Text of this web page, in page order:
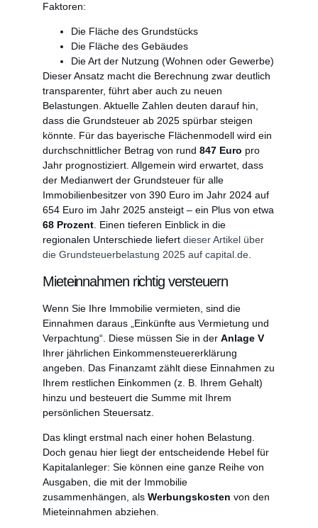
Faktoren:
Die Fläche des Grundstücks
Die Fläche des Gebäudes
Die Art der Nutzung (Wohnen oder Gewerbe)
Dieser Ansatz macht die Berechnung zwar deutlich
transparenter, führt aber auch zu neuen
Belastungen. Aktuelle Zahlen deuten darauf hin,
dass die Grundsteuer ab 2025 spürbar steigen
könnte. Für das bayerische Flächenmodell wird ein
durchschnittlicher Betrag von rund 847 Euro pro
Jahr prognostiziert. Allgemein wird erwartet, dass
der Medianwert der Grundsteuer für alle
Immobilienbesitzer von 390 Euro im Jahr 2024 auf
654 Euro im Jahr 2025 ansteigt – ein Plus von etwa
68 Prozent. Einen tieferen Einblick in die
regionalen Unterschiede liefert dieser Artikel über
die Grundsteuerbelastung 2025 auf capital.de.
Mieteinnahmen richtig versteuern
Wenn Sie Ihre Immobilie vermieten, sind die
Einnahmen daraus „Einkünfte aus Vermietung und
Verpachtung“. Diese müssen Sie in der Anlage V
Ihrer jährlichen Einkommensteuererklärung
angeben. Das Finanzamt zählt diese Einnahmen zu
Ihrem restlichen Einkommen (z. B. Ihrem Gehalt)
hinzu und besteuert die Summe mit Ihrem
persönlichen Steuersatz.
Das klingt erstmal nach einer hohen Belastung.
Doch genau hier liegt der entscheidende Hebel für
Kapitalanleger: Sie können eine ganze Reihe von
Ausgaben, die mit der Immobilie
zusammenhängen, als Werbungskosten von den
Mieteinnahmen abziehen.